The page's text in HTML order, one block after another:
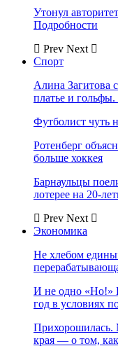
Утонул
Подробности
Prev Next
Спорт
Алина Загитова
платье и
Футболист чуть
Ротенберг
больше хоккея
Барнаульцы
лотерее на 20-
Prev Next
Экономика
Не хлебом
И не одно «Но!»
год в условиях
Прихорошилась.
края — о том,